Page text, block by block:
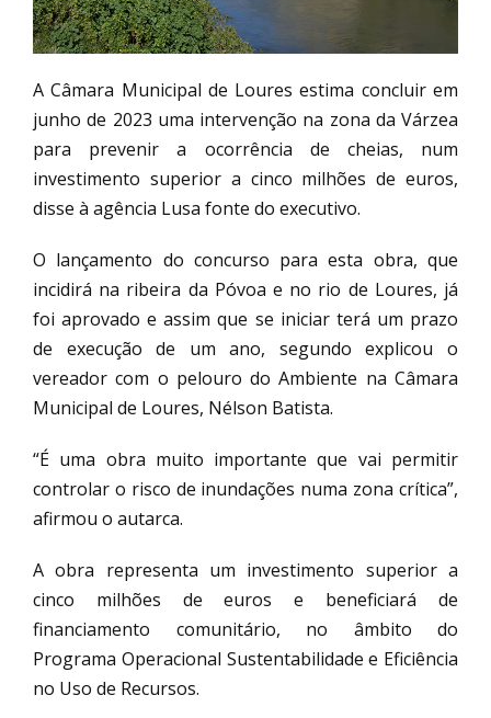
A Câmara Municipal de Loures estima concluir em
junho de 2023 uma intervenção na zona da Várzea
para prevenir a ocorrência de cheias, num
investimento superior a cinco milhões de euros,
disse à agência Lusa fonte do executivo.
O lançamento do concurso para esta obra, que
incidirá na ribeira da Póvoa e no rio de Loures, já
foi aprovado e assim que se iniciar terá um prazo
de execução de um ano, segundo explicou o
vereador com o pelouro do Ambiente na Câmara
Municipal de Loures, Nélson Batista.
“É uma obra muito importante que vai permitir
controlar o risco de inundações numa zona crítica”,
afirmou o autarca.
A obra representa um investimento superior a
cinco milhões de euros e beneficiará de
financiamento comunitário, no âmbito do
Programa Operacional Sustentabilidade e Eficiência
no Uso de Recursos.